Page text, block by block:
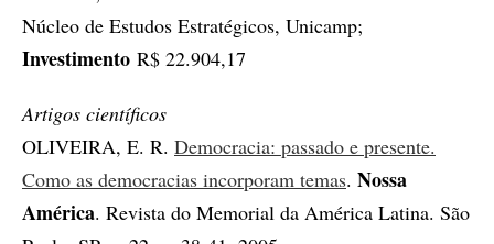
Núcleo de Estudos Estratégicos, Unicamp;
Investimento R$ 22.904,17
Artigos científicos
OLIVEIRA, E. R. Democracia: passado e presente.
Como as democracias incorporam temas. Nossa
América. Revista do Memorial da América Latina. São